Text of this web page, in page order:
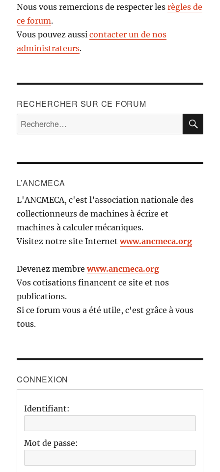
Nous vous remercions de respecter lesrègles de
ce forum.
Vous pouvez aussicontacter un de nos
administrateurs.
RECHERCHER SUR CE FORUM
Recherche
pour :
L’ANCMECA
L'ANCMECA, c'est l’association nationale des
collectionneurs de machines à écrire et
machines à calculer mécaniques.
Visitez notre site Internetwww.ancmeca.org
Devenez membrewww.ancmeca.org
Vos cotisations financent ce site et nos
publications.
Si ce forum vous a été utile, c'est grâce à vous
tous.
CONNEXION
Identifiant:
Mot de passe: